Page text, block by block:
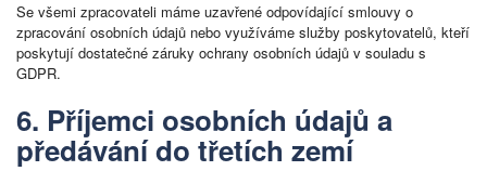
Se všemi zpracovateli máme uzavřené odpovídající smlouvy o
zpracování osobních údajů nebo využíváme služby poskytovatelů, kteří
poskytují dostatečné záruky ochrany osobních údajů v souladu s
GDPR.
6. Příjemci osobních údajů a
předávání do třetích zemí